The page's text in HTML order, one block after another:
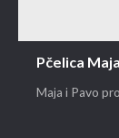
Pčelica
Maja i Pavo